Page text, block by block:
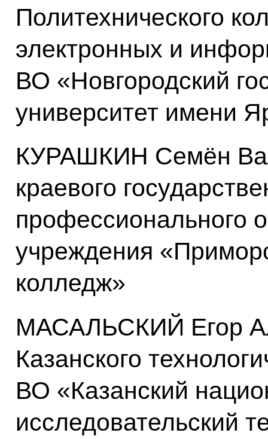
Политехнического
электронных и
ВО «Новгородский
университет имени
КУРАШКИН Семён
краевого
профессионального
учреждения
колледж»
МАСАЛЬСКИЙ Егор
Казанского
ВО «Казанский
исследовательский